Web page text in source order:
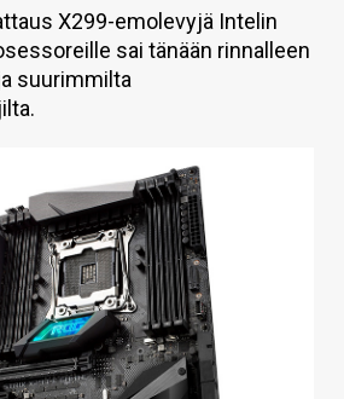
X299-emolevyjä Intelin
sai tänään rinnalleen
suurimmilta